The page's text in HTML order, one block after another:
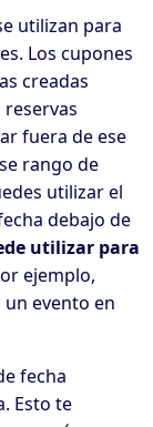
utilizan para
Los cupones
creadas
fuera de ese
rango de
utilizar el
debajo de
utilizar para
ejemplo,
evento en
fecha
Esto te